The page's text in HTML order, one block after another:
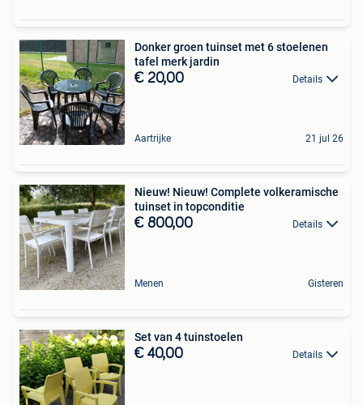
Donker groen tuinset met 6 stoelenen
tafel merk jardin
€ 20,00 Details
Aartrijke 21 jul 26
Nieuw! Nieuw! Complete volkeramische
tuinset in topconditie
€ 800,00 Details
Menen Gisteren
Set van 4 tuinstoelen
€ 40,00 Details